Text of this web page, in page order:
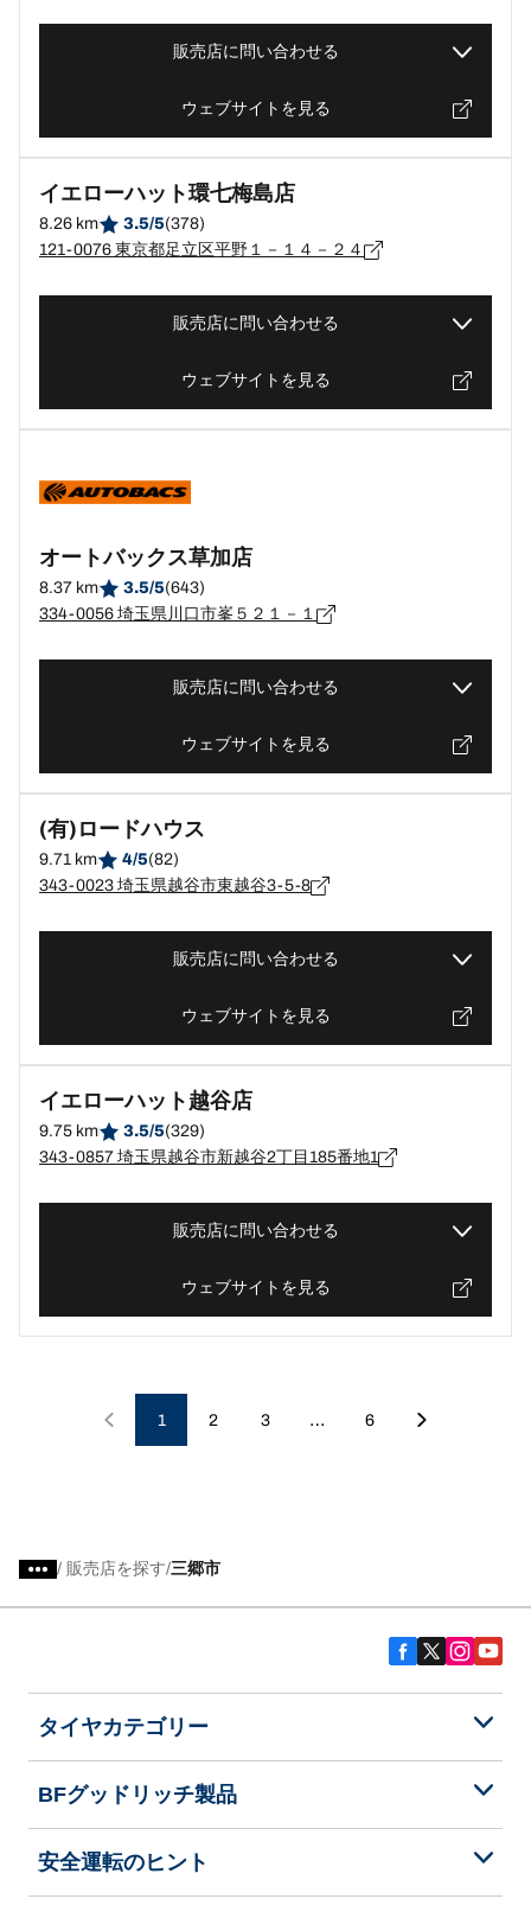
販売店に問い合わせる
ウェブサイトを見る
イエローハット環七梅島店
8.26 km 3.5/5(378)
121-0076 東京都足立区平野１－１４－２４
販売店に問い合わせる
ウェブサイトを見る
オートバックス草加店
8.37 km 3.5/5(643)
334-0056 埼玉県川口市峯５２１－１
販売店に問い合わせる
ウェブサイトを見る
(有)ロードハウス
9.71 km 4/5(82)
343-0023 埼玉県越谷市東越谷3-5-8
販売店に問い合わせる
ウェブサイトを見る
イエローハット越谷店
9.75 km 3.5/5(329)
343-0857 埼玉県越谷市新越谷2丁目185番地1
販売店に問い合わせる
ウェブサイトを見る
1 2 3 … 6
/ 販売店を探す 三郷市
タイヤカテゴリー
BFグッドリッチ製品
安全運転のヒント